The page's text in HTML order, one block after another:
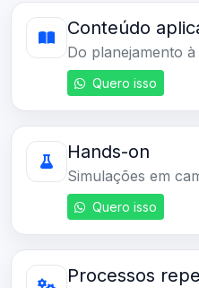
Conteúdo
Do planejamento
Quero isso
Hands-on
Simulações em
Quero isso
Processos